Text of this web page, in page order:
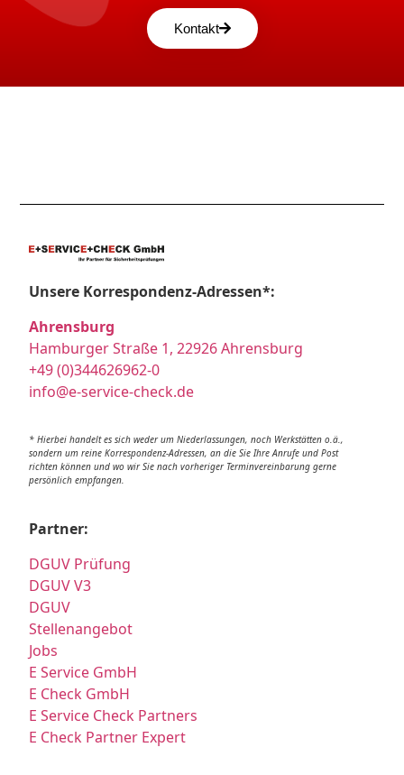
Kontakt
Unsere Korrespondenz-Adressen*:
Ahrensburg
Hamburger Straße 1, 22926 Ahrensburg
+49 (0)344626962-0
info@e-service-check.de
* Hierbei handelt es sich weder um Niederlassungen, noch Werkstätten o.ä.,
sondern um reine Korrespondenz-Adressen, an die Sie Ihre Anrufe und Post
richten können und wo wir Sie nach vorheriger Terminvereinbarung gerne
persönlich empfangen.
Partner:
DGUV Prüfung
DGUV V3
DGUV
Stellenangebot
Jobs
E Service GmbH
E Check GmbH
E Service Check Partners
E Check Partner Expert